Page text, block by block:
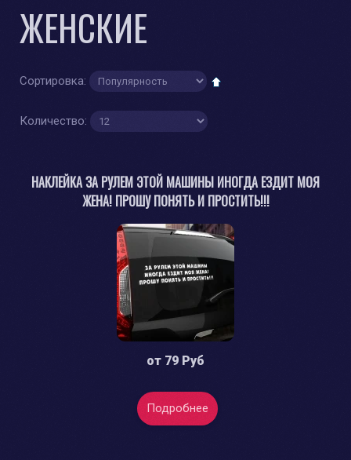
ЖЕНСКИЕ
Сортировка:
Количество:
НАКЛЕЙКА ЗА РУЛЕМ ЭТОЙ МАШИНЫ ИНОГДА ЕЗДИТ МОЯ
ЖЕНА! ПРОШУ ПОНЯТЬ И ПРОСТИТЬ!!!
от 79 Руб
Подробнее